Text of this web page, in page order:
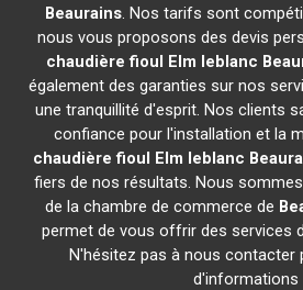
Beaurains. Nos tarifs sont
nous vous proposons des devis
chaudière fioul Elm leblanc
également des garanties sur nos
une tranquillité d'esprit. Nos clients
confiance pour l'installation et la
chaudière fioul Elm leblanc
fiers de nos résultats. Nous
de la chambre de commerce de
permet de vous offrir des services
N'hésitez pas à nous contacter
d'informations